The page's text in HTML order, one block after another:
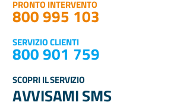
PRONTO INTERVENTO
800 995 103
SERVIZIO CLIENTI
800 901 759
SCOPRI IL SERVIZIO
AVVISAMI SMS